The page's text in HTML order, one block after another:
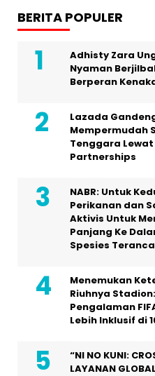
BERITA POPULER
Adhisty Zara
Nyaman
Berperan
Lazada
Mempermudah
Tenggara
Partnerships
NABR: Untuk
Perikanan dan
Aktivis Untuk
Panjang Ke
Spesies
Menemukan
Riuhnya
Pengalaman
Lebih Inklusif di
“NI NO KUNI:
LAYANAN